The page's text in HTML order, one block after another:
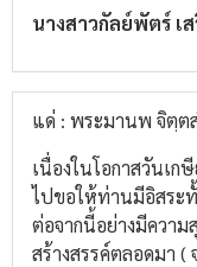
นางสาวกัลย์พัตร์ เ
แด่ : พระมานพ จิตฺต
เนื่องในโอกาสวันเ
ไปขอให้ท่านมีอิสระทั้
ต่อจากนี้อย่างมีควา
สร้างสรรค์ตลอดมา